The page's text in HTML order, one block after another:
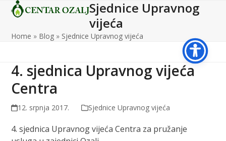
SkipOpen
menu
Close
menu
Sjednice Upravnog
vijeća
Home » Blog » Sjednice Upravnog vijeća
4. sjednica Upravnog vijeća
Centra
12. srpnja 2017. Sjednice Upravnog vijeća
4. sjednica Upravnog vijeća Centra za pružanje